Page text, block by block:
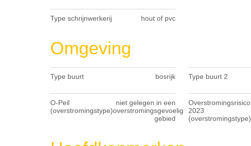
Type schrijnwerkerij hout of pvc
Omgeving
Type buurt bosrijk Type buurt 2
O-Peil
(overstromingstype)
niet gelegen in een
overstromingsgevoelig
gebied
Overstromingsrisico
2023
(overstromingstype)